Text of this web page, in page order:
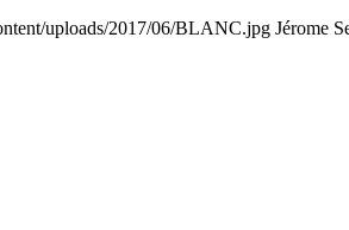
uploads/2017/06/BLANC.jpg Jérome